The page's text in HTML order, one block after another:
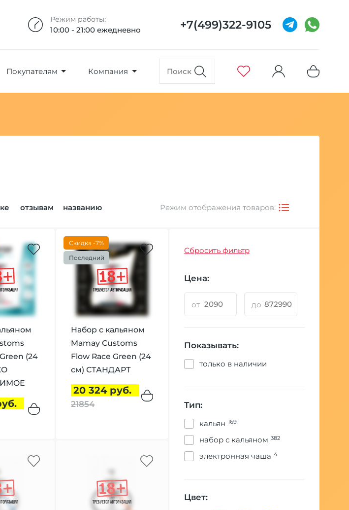
Режим работы:
10:00 - 21:00 ежедневно +7(499)322-9105
Покупателям Компания
в корзину
в избранное
кол-во товара
из избранного
скопирован
отзывам названию Режим отображения товаров:
(24
Скидка -7%
Последний
Набор с кальяном
Mamay Customs
Flow Race Green (24
см) СТАНДАРТ
20 324 руб.
21854
Сбросить фильтр
Цена:
от до
Показывать:
только в наличии
Тип:
кальян 1691
набор с кальяном 382
электронная чаша 4
Цвет: